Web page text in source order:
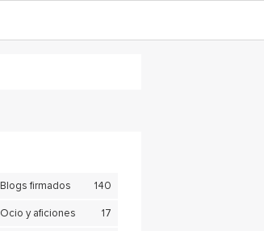
Blogs firmados 140
Ocio y aficiones 17